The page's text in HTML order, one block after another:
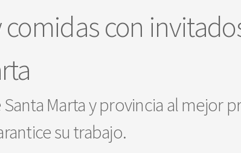
comidas con
Marta y provincia al mejor
su trabajo.